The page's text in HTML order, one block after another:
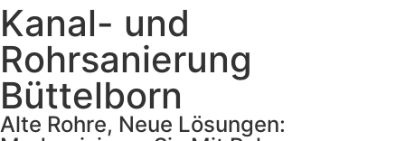
Kanal- und
Rohrsanierung
Büttelborn
Alte Rohre, Neue Lösungen: